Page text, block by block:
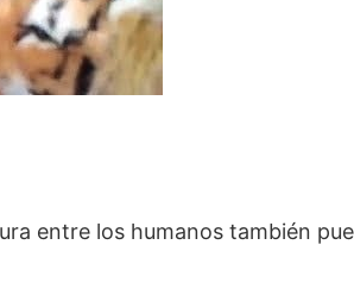
entre los humanos también